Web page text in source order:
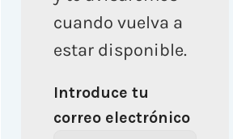
cuando vuelva a
estar disponible.
Introduce tu
correo electrónico